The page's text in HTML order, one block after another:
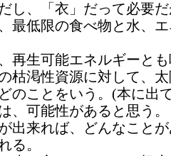
し、「衣」だって必要
最低限の食べ物と水、
再生可能エネルギーと
枯渇性資源に対して、
のことをいう。(本に出
、可能性があると思う。
出来れば、どんなこと
る。